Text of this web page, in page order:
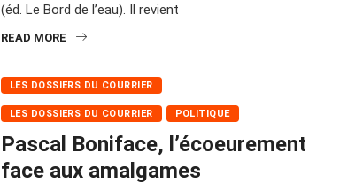
(éd. Le Bord de l’eau). Il revient
READ MORE
LES DOSSIERS DU COURRIER
LES DOSSIERS DU COURRIER POLITIQUE
Pascal Boniface, l’écoeurement
face aux amalgames